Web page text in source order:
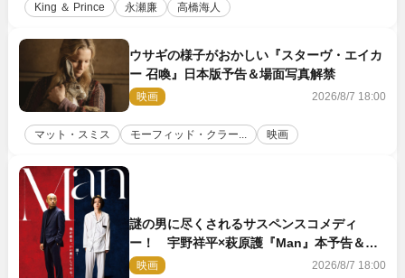
King ＆ Prince 永瀬廉 高橋海人
ウサギの様子がおかしい『スターヴ・エイカ
ー 召喚』日本版予告＆場面写真解禁
映画 2026/8/7 18:00
マット・スミス モーフィッド・クラー... 映画
謎の男に尽くされるサスペンスコメディ
ー！ 宇野祥平×萩原護『Man』本予告＆新
ビジュアル解禁
映画 2026/8/7 18:00